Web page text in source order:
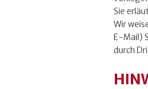
Sie
Wir
E-Mail)
durch